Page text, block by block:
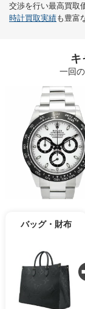
交渉を行い最高買取
時計買取実績も豊富
キ
一回
バッグ・財布